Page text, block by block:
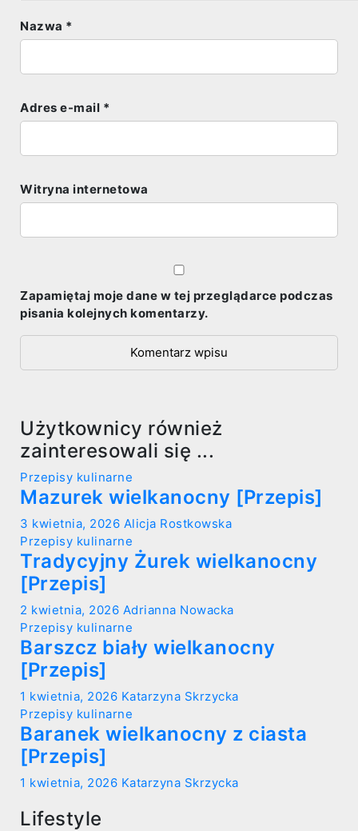
Nazwa *
Adres e-mail *
Witryna internetowa
Zapamiętaj moje dane w tej przeglądarce podczas
pisania kolejnych komentarzy.
Użytkownicy również
zainteresowali się ...
Przepisy kulinarne
Mazurek wielkanocny [Przepis]
3 kwietnia, 2026 Alicja Rostkowska
Przepisy kulinarne
Tradycyjny Żurek wielkanocny
[Przepis]
2 kwietnia, 2026 Adrianna Nowacka
Przepisy kulinarne
Barszcz biały wielkanocny
[Przepis]
1 kwietnia, 2026 Katarzyna Skrzycka
Przepisy kulinarne
Baranek wielkanocny z ciasta
[Przepis]
1 kwietnia, 2026 Katarzyna Skrzycka
Lifestyle